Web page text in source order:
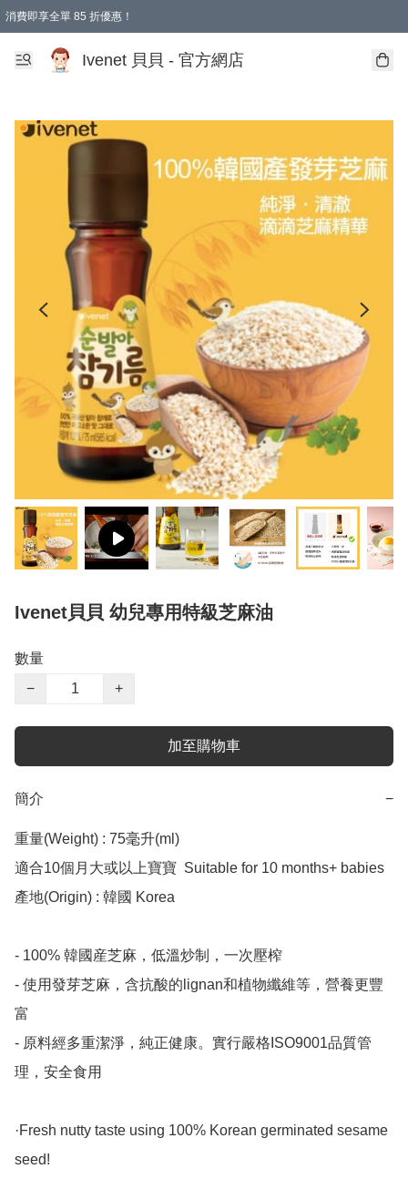
消費即享全單 85 折優惠！
Ivenet 貝貝 - 官方網店
Ivenet貝貝 幼兒專用特級芝麻油
數量
−
+
加至購物車
簡介 −
重量(Weight) : 75毫升(ml)
適合10個月大或以上寶寶  Suitable for 10 months+ babies
產地(Origin) : 韓國 Korea
- 100% 韓國産芝麻，低溫炒制，一次壓榨
- 使用發芽芝麻，含抗酸的lignan和植物纖維等，營養更豐
富
- 原料經多重潔淨，純正健康。實行嚴格ISO9001品質管
理，安全食用
·Fresh nutty taste using 100% Korean germinated sesame
seed!